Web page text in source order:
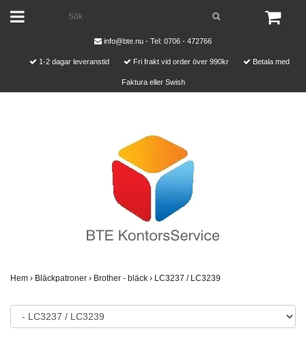
info@bte.nu - Tel: 0706 - 472766
1-2 dagar leveranstid Fri frakt vid order över 990kr Betala med
Faktura eller Swish
Hem › Bläckpatroner › Brother - bläck › LC3237 / LC3239